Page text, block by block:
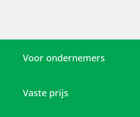
Voor ondernemers
Vaste prijs